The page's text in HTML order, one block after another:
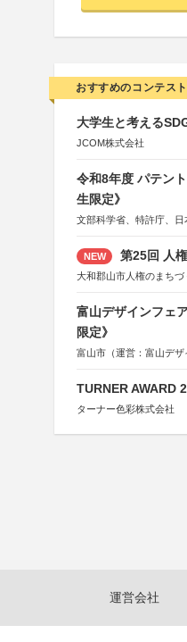
おすすめのコンテスト
大学生と考える
JCOM株式会社
令和8年度 パテン
生限定》
文部科学省、特許庁、日
NEW 第25回 人
大和郡山市人権のまち
富山デザインフェ
限定》
富山市（運営：富山デザ
TURNER AWARD
ターナー色彩株式会社
運営会社